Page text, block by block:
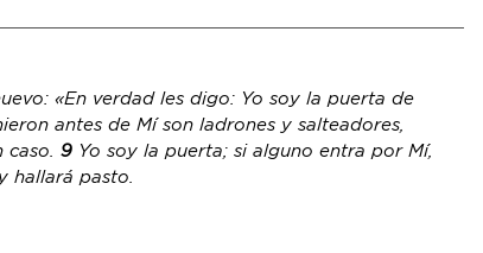
«En verdad les digo: Yo soy la puerta de
antes de Mí son ladrones y salteadores,
caso. 9 Yo soy la puerta; si alguno entra por Mí,
hallará pasto.